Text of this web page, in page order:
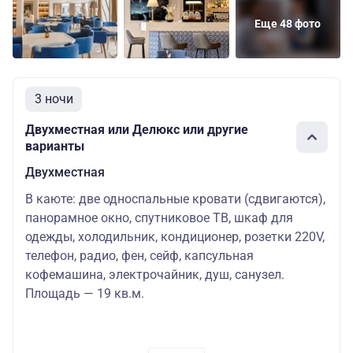
Еще 48 фото
3 ночи
Двухместная или Делюкс или другие
варианты
Двухместная
В каюте: две односпальные кровати (сдвигаются),
панорамное окно, спутниковое ТВ, шкаф для
одежды, холодильник, кондиционер, розетки 220V,
телефон, радио, фен, сейф, капсульная
кофемашина, электрочайник, душ, санузел.
Площадь — 19 кв.м.